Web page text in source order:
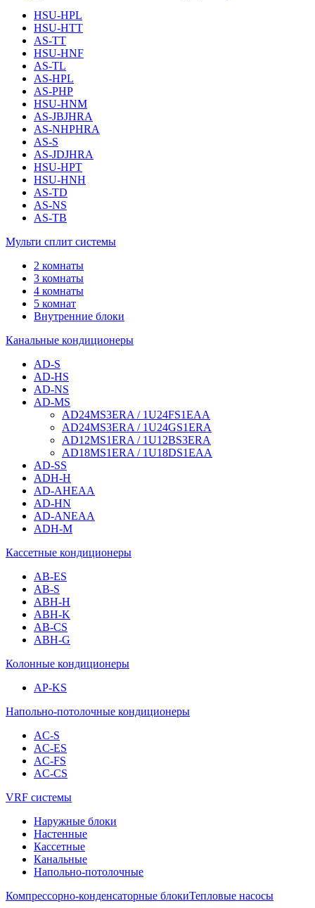
HSU-HPL
HSU-HTT
AS-TT
HSU-HNF
AS-TL
AS-HPL
AS-PHP
HSU-HNM
AS-JBJHRA
AS-NHPHRA
AS-S
AS-JDJHRA
HSU-HPT
HSU-HNH
AS-TD
AS-NS
AS-TB
Мульти сплит системы
2 комнаты
3 комнаты
4 комнаты
5 комнат
Внутренние блоки
Канальные кондиционеры
AD-S
AD-HS
AD-NS
AD-MS
AD24MS3ERA / 1U24FS1EAA
AD24MS3ERA / 1U24GS1ERA
AD12MS1ERA / 1U12BS3ERA
AD18MS1ERA / 1U18DS1EAA
AD-SS
ADH-H
AD-AHEAA
AD-HN
AD-ANEAA
ADH-M
Кассетные кондиционеры
AB-ES
AB-S
ABH-H
ABH-K
AB-CS
ABH-G
Колонные кондиционеры
AP-KS
Напольно-потолочные кондиционеры
AC-S
AC-ES
AC-FS
AC-CS
VRF системы
Наружные блоки
Настенные
Кассетные
Канальные
Напольно-потолочные
Компрессорно-конденсаторные блокиТепловые насосы